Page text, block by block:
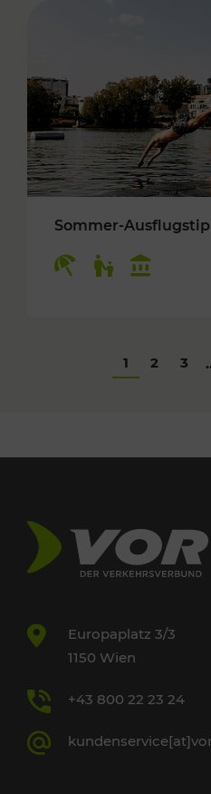
Sommer-
1 2 3
Europaplatz 3/3
1150 Wien
+43 800 22 23 24